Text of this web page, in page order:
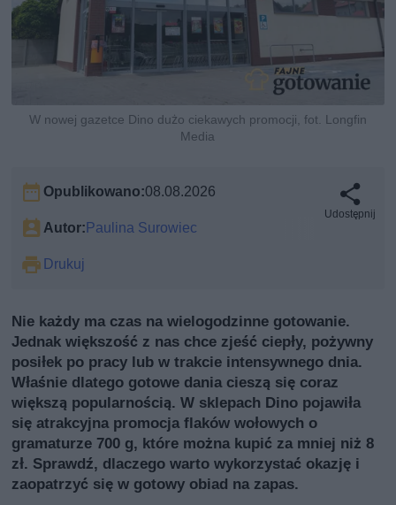
W nowej gazetce Dino dużo ciekawych promocji, fot. Longfin
Media
Opublikowano:08.08.2026
Autor: Paulina Surowiec
Drukuj
Udostępnij
Nie każdy ma czas na wielogodzinne gotowanie.
Jednak większość z nas chce zjeść ciepły, pożywny
posiłek po pracy lub w trakcie intensywnego dnia.
Właśnie dlatego gotowe dania cieszą się coraz
większą popularnością. W sklepach Dino pojawiła
się atrakcyjna promocja flaków wołowych o
gramaturze 700 g, które można kupić za mniej niż 8
zł. Sprawdź, dlaczego warto wykorzystać okazję i
zaopatrzyć się w gotowy obiad na zapas.